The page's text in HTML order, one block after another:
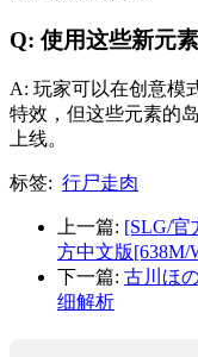
Q: 使用这些新元
A: 玩家可以在创意模
特效，但这些元素的
上线。
标签: 行尸走肉
上一篇: [SLG/官
方中文版[638M/
下一篇: 古川ほ
细解析